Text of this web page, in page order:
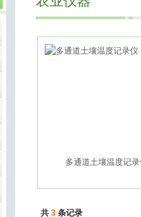
气象环境仪器
多通道土壤温度记
共 3 条记录